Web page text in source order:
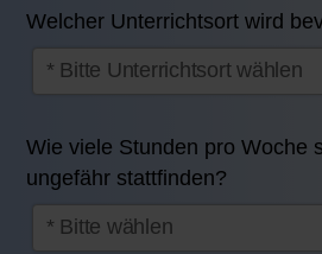
Welcher Unterrichtsort wird
Wie viele Stunden pro Woche
ungefähr stattfinden?